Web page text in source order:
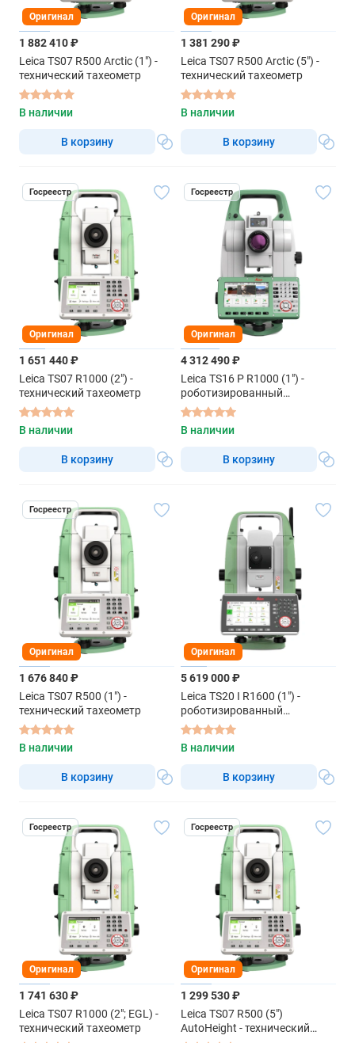
Оригинал
1 882 410 ₽
Leica TS07 R500 Arctic (1") -
технический тахеометр
В наличии
В корзину
Оригинал
1 381 290 ₽
Leica TS07 R500 Arctic (5") -
технический тахеометр
В наличии
В корзину
Госреестр
Оригинал
1 651 440 ₽
Leica TS07 R1000 (2") -
технический тахеометр
В наличии
В корзину
Госреестр
Оригинал
4 312 490 ₽
Leica TS16 P R1000 (1") -
роботизированный
тахеометр
В наличии
В корзину
Госреестр
Оригинал
1 676 840 ₽
Leica TS07 R500 (1") -
технический тахеометр
В наличии
В корзину
Оригинал
5 619 000 ₽
Leica TS20 I R1600 (1") -
роботизированный
тахеометр
В наличии
В корзину
Госреестр
Оригинал
1 741 630 ₽
Leica TS07 R1000 (2"; EGL) -
технический тахеометр
Госреестр
Оригинал
1 299 530 ₽
Leica TS07 R500 (5")
AutoHeight - технический